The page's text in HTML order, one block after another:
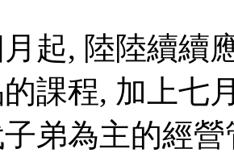
起, 陸陸續續
課程, 加上七
弟為主的經